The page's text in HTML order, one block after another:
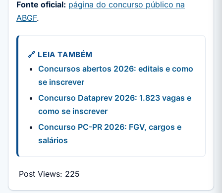
Fonte oficial: página do concurso público na
ABGF.
🔗 LEIA TAMBÉM
Concursos abertos 2026: editais e como
se inscrever
Concurso Dataprev 2026: 1.823 vagas e
como se inscrever
Concurso PC-PR 2026: FGV, cargos e
salários
Post Views: 225